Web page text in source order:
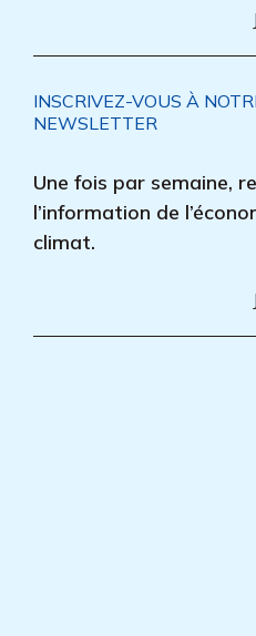
INSCRIVEZ-VOUS À
NEWSLETTER
Une fois par semaine,
l’information de
climat.